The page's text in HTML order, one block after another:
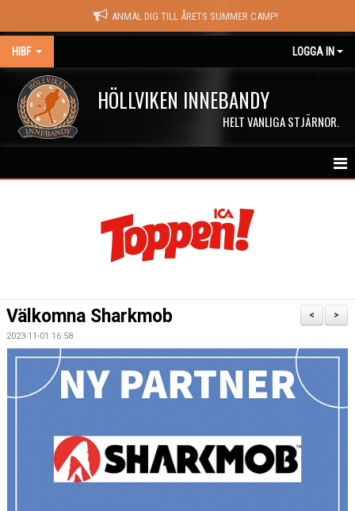
ANMÄL DIG TILL ÅRETS SUMMER CAMP!
HIBF LOGGA IN
HÖLLVIKEN INNEBANDY
HELT VANLIGA STJÄRNOR.
KALENDER
MEDLEMSKAP
OM FÖRENINGEN
>
<
Välkomna Sharkmob
2023-11-01 16:58